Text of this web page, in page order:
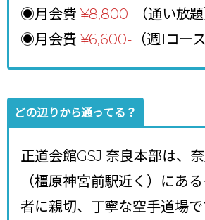
◉月会費 ¥8,800- （通い放題
◉月会費 ¥6,600- （週1コース
どの辺りから通ってる？
正道会館GSJ 奈良本部は、
（橿原神宮前駅近く）にあ
者に親切、丁寧な空手道場で